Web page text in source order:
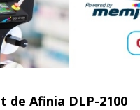
Afinia DLP-2100